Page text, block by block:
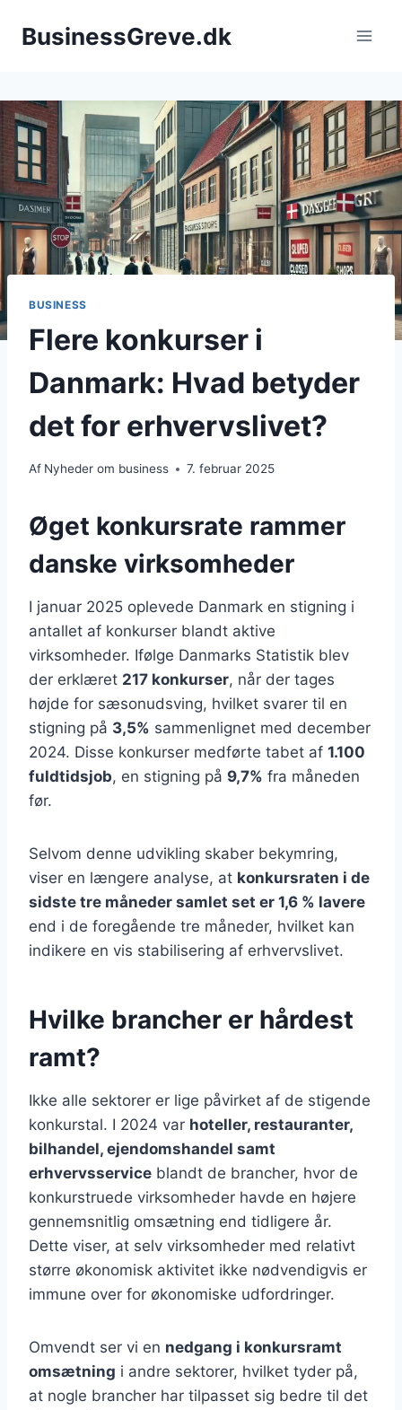
BusinessGreve.dk
BUSINESS
Flere konkurser i
Danmark: Hvad betyder
det for erhvervslivet?
Af Nyheder om business 7. februar 2025
Øget konkursrate rammer
danske virksomheder
I januar 2025 oplevede Danmark en stigning i
antallet af konkurser blandt aktive
virksomheder. Ifølge Danmarks Statistik blev
der erklæret 217 konkurser, når der tages
højde for sæsonudsving, hvilket svarer til en
stigning på 3,5% sammenlignet med december
2024. Disse konkurser medførte tabet af 1.100
fuldtidsjob, en stigning på 9,7% fra måneden
før.
Selvom denne udvikling skaber bekymring,
viser en længere analyse, at konkursraten i de
sidste tre måneder samlet set er 1,6 % lavere
end i de foregående tre måneder, hvilket kan
indikere en vis stabilisering af erhvervslivet.
Hvilke brancher er hårdest
ramt?
Ikke alle sektorer er lige påvirket af de stigende
konkurstal. I 2024 var hoteller, restauranter,
bilhandel, ejendomshandel samt
erhvervsservice blandt de brancher, hvor de
konkurstruede virksomheder havde en højere
gennemsnitlig omsætning end tidligere år.
Dette viser, at selv virksomheder med relativt
større økonomisk aktivitet ikke nødvendigvis er
immune over for økonomiske udfordringer.
Omvendt ser vi en nedgang i konkursramt
omsætning i andre sektorer, hvilket tyder på,
at nogle brancher har tilpasset sig bedre til det